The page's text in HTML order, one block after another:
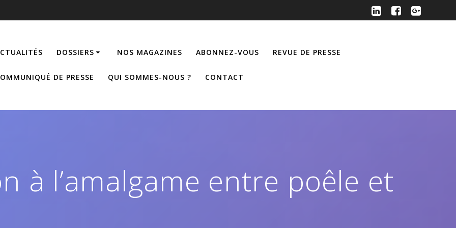
DOSSIERS NOS MAGAZINES ABONNEZ-VOUS REVUE DE PRESSE
DE PRESSE QUI SOMMES-NOUS ? CONTACT
à l’amalgame entre poêle et